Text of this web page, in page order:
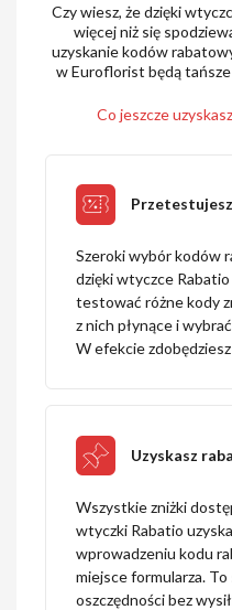
Czy wiesz, że dzięki
więcej niż się
uzyskanie kodów
w Euroflorist będą
Co jeszcze
Szeroki wybór kodów
dzięki wtyczce
testować różne kody
z nich płynące i
W efekcie
Uzyskasz
Wszystkie zniżki
wtyczki Rabatio
wprowadzeniu kodu
miejsce formularza.
oszczędności bez